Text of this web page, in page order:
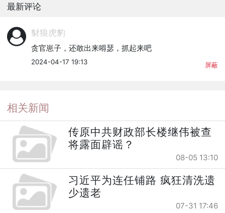
最新评论
豺狼虎豹
贪官崽子，还敢出来嘚瑟，抓起来吧
2024-04-17 19:13 屏蔽
相关新闻
传原中共财政部长楼继伟被查
将露面辟谣？
08-05 13:10
习近平为连任铺路 疯狂清洗遗
少遗老
07-31 17:46